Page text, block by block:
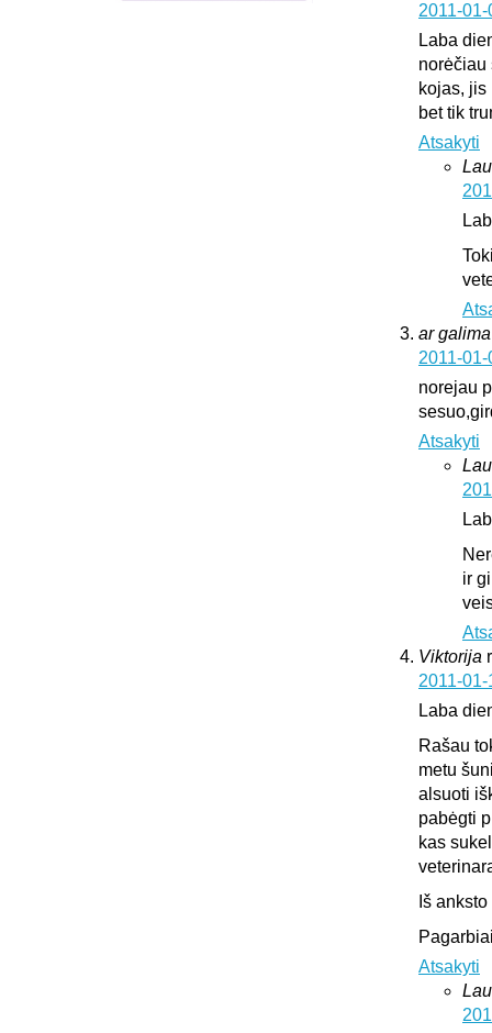
2011-
Laba
norėčiau
kojas,
bet tik
Atsakyti
ar
2011-
norejau
Atsakyti
ir
Viktorija
2011-
Laba
Rašau
metu
alsuoti
pabėgti
kas
Iš
Atsakyti